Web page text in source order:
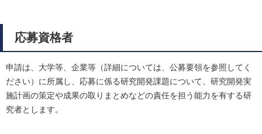
応募資格者
申請は、大学等、企業等（詳細については、公募要領を参照してく
ださい）に所属し、応募に係る研究開発課題について、研究開発実
施計画の策定や成果の取りまとめなどの責任を担う能力を有する研
究者とします。